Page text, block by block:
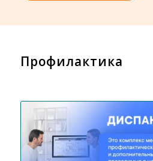
Профилактика